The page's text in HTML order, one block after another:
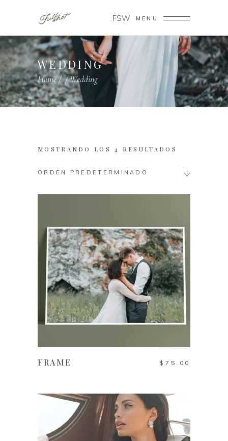
FSW MENU
WEDDING
Home//Wedding
MOSTRANDO LOS 4 RESULTADOS
ORDEN PREDETERMINADO
FRAME $ 75.00